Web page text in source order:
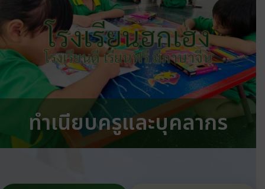
โรงเรียนฮกเฮง
โรงเรียนดี เรียนฟรี มีภาษาจีน
ทำเนียบครูและบุคลากร